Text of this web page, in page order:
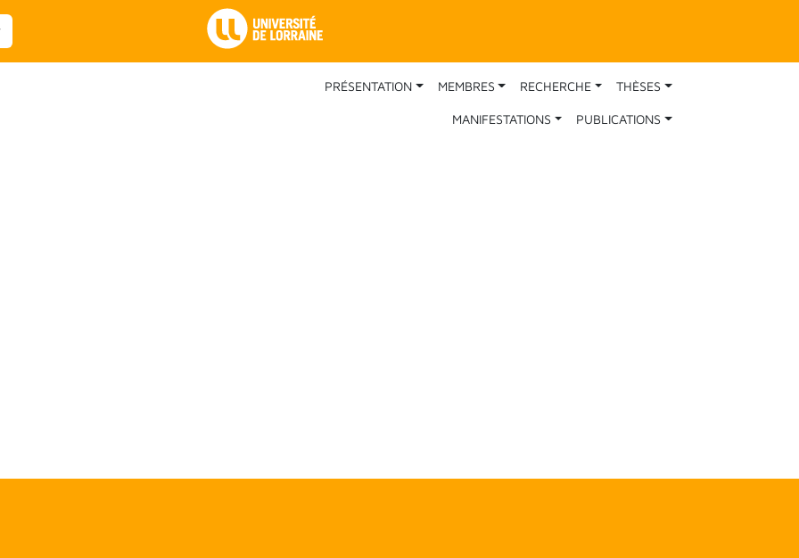
Main NavigationPRÉSENTATION MEMBRES RECHERCHE THÈSES
MANIFESTATIONS PUBLICATIONS